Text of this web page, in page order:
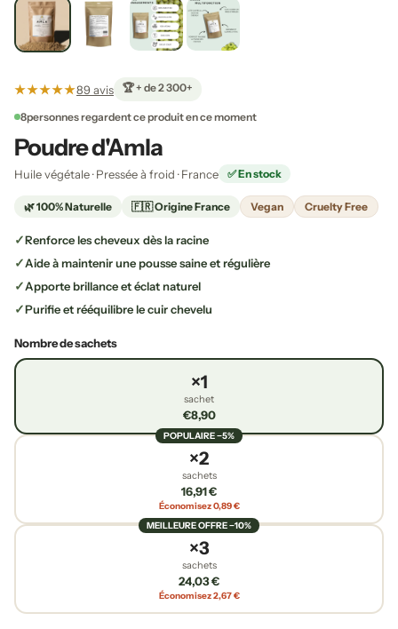
★★★★★89 avis 🏆 + de 2 300+
8personnes regardent ce produit en ce moment
Poudre d'Amla
Huile végétale · Pressée à froid · France ✅ En stock
🌿 100% Naturelle 🇫🇷 Origine France Vegan Cruelty Free
Renforce les cheveux dès la racine
Aide à maintenir une pousse saine et régulière
Apporte brillance et éclat naturel
Purifie et rééquilibre le cuir chevelu
Nombre de sachets
×1
sachet
€8,90
POPULAIRE −5%
×2
sachets
16,91 €
Économisez 0,89 €
MEILLEURE OFFRE −10%
×3
sachets
24,03 €
Économisez 2,67 €